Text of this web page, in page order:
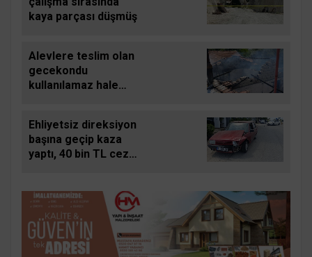
kaya parçası düşmüş
Alevlere teslim olan
gecekondu
kullanılamaz hale
Ehliyetsiz direksiyon
başına geçip kaza
yaptı, 40 bin TL ceza